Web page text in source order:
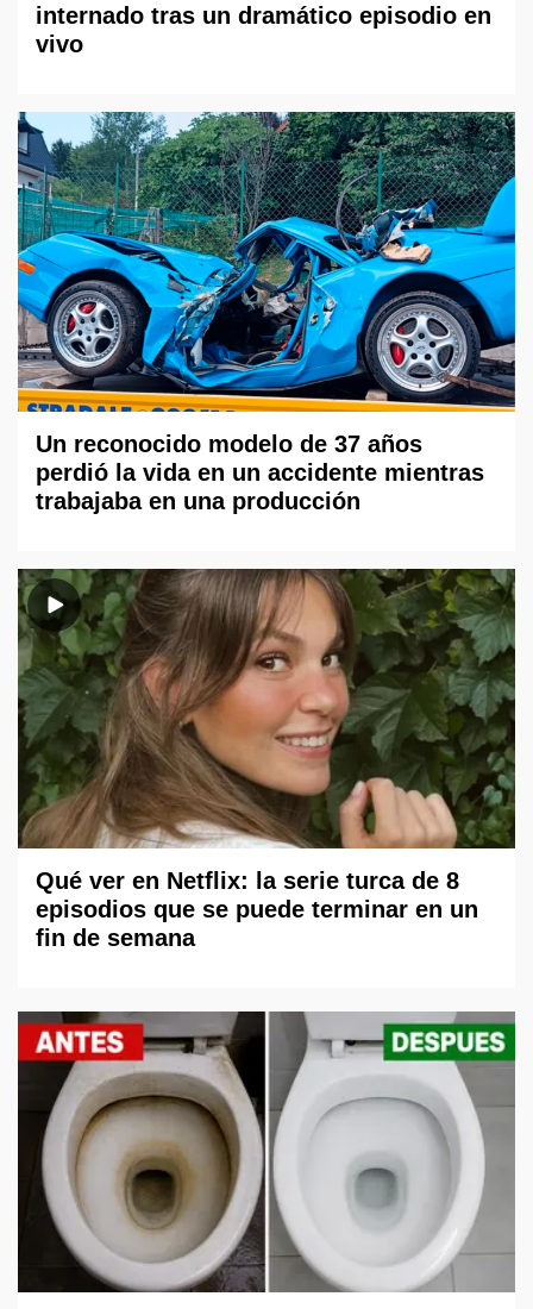
internado tras un dramático episodio en
vivo
Un reconocido modelo de 37 años
perdió la vida en un accidente mientras
trabajaba en una producción
Qué ver en Netflix: la serie turca de 8
episodios que se puede terminar en un
fin de semana